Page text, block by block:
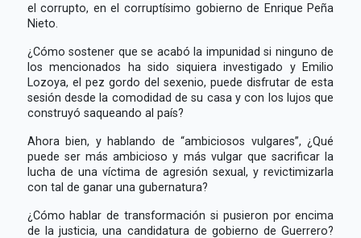
el corrupto, en el corruptísimo gobierno de Enrique Peña
Nieto.
¿Cómo sostener que se acabó la impunidad si ninguno de
los mencionados ha sido siquiera investigado y Emilio
Lozoya, el pez gordo del sexenio, puede disfrutar de esta
sesión desde la comodidad de su casa y con los lujos que
construyó saqueando al país?
Ahora bien, y hablando de “ambiciosos vulgares”, ¿Qué
puede ser más ambicioso y más vulgar que sacrificar la
lucha de una víctima de agresión sexual, y revictimizarla
con tal de ganar una gubernatura?
¿Cómo hablar de transformación si pusieron por encima
de la justicia, una candidatura de gobierno de Guerrero?